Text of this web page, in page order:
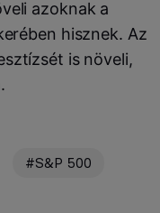
azoknak a
hisznek. Az
is növeli,
#S&P 500